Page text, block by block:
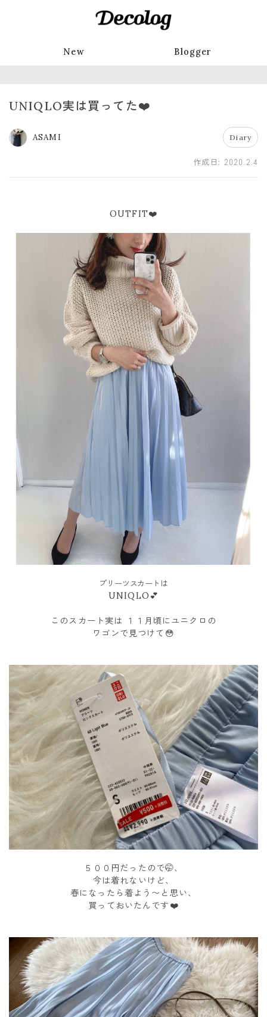
New Blogger
UNIQLO実は買ってた❤️
ASAMI Diary
作成日: 2020.2.4
OUTFIT❤️
プリーツスカートは
UNIQLO💕
このスカート実は １１月頃にユニクロの
ワゴンで見つけて😳
５００円だったので🤭、
今は着れないけど、
春になったら着よう〜と思い、
買っておいたんです❤️